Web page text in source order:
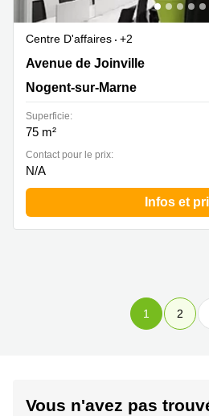
Centre D'affaires
+2
5 Avenue de Joinville, Nogent-
Avenue de Joinville
Nogent-sur-Marne
Superficie:
75 m²
Contact pour le prix:
N/A
Infos et
1 2
Vous n'avez pas